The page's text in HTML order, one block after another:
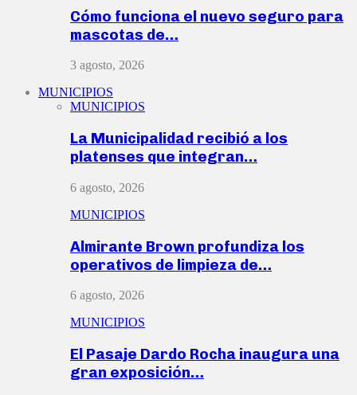
Cómo funciona el nuevo seguro para
mascotas de…
3 agosto, 2026
MUNICIPIOS
MUNICIPIOS
La Municipalidad recibió a los
platenses que integran…
6 agosto, 2026
MUNICIPIOS
Almirante Brown profundiza los
operativos de limpieza de…
6 agosto, 2026
MUNICIPIOS
El Pasaje Dardo Rocha inaugura una
gran exposición…